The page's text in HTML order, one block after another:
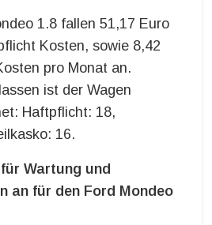
1.8 fallen 51,17 Euro
Kosten, sowie 8,42
pro Monat an.
ist der Wagen
Haftpflicht: 18,
16.
Wartung und
an für den Ford Mondeo